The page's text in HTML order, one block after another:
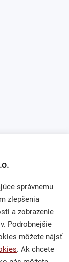
správnemu
zlepšenia
a zobrazenie
Podrobnejšie
môžete nájsť
. Ak chcete